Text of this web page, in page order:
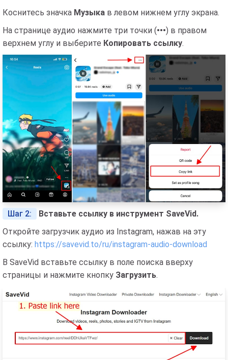
Коснитесь значка Музыка в левом нижнем углу экрана.
На странице аудио нажмите три точки (•••) в правом
верхнем углу и выберите Копировать ссылку.
Шаг 2:
Вставьте ссылку в инструмент SaveVid.
Откройте загрузчик аудио из Instagram, нажав на эту
ссылку: https://savevid.to/ru/instagram-audio-download
В SaveVid вставьте ссылку в поле поиска вверху
страницы и нажмите кнопку Загрузить.